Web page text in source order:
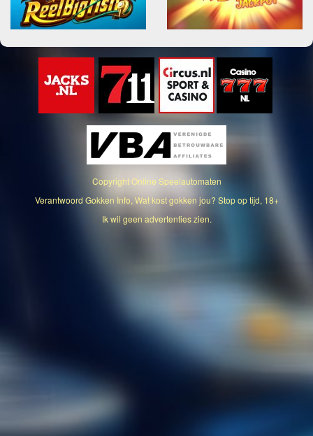
CopyrightOnline Speelautomaten
Verantwoord Gokken Info, Wat kost gokken jou? Stop op tijd, 18+
Ik wil geen advertenties zien.